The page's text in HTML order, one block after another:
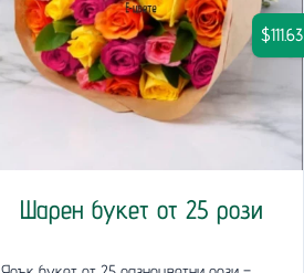
Шарен букет от 25 рози
$111.63